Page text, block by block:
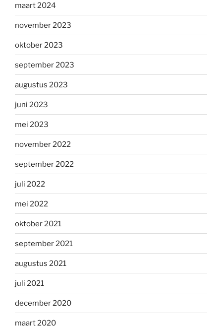
maart 2024
november 2023
oktober 2023
september 2023
augustus 2023
juni 2023
mei 2023
november 2022
september 2022
juli 2022
mei 2022
oktober 2021
september 2021
augustus 2021
juli 2021
december 2020
maart 2020